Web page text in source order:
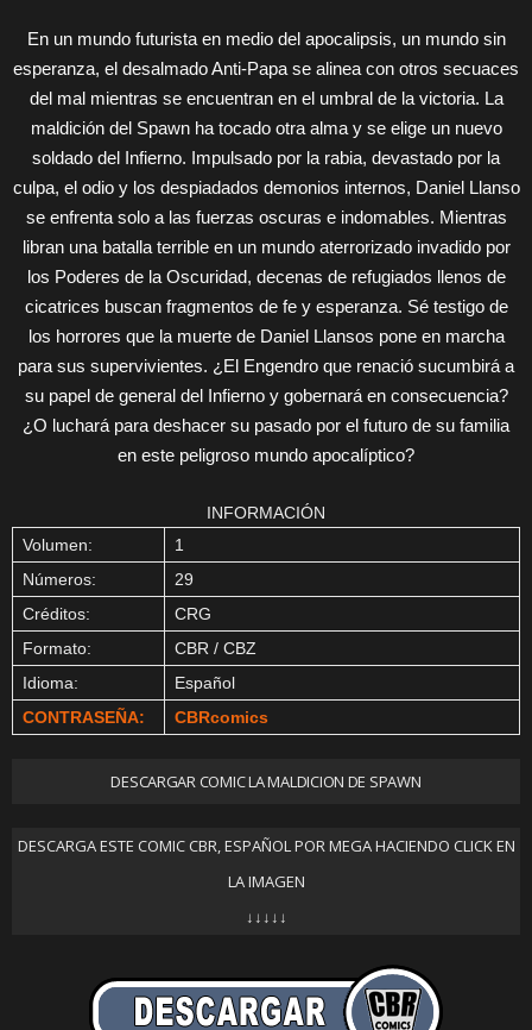
En un mundo futurista en medio del apocalipsis, un mundo sin
esperanza, el desalmado Anti-Papa se alinea con otros secuaces
del mal mientras se encuentran en el umbral de la victoria. La
maldición del Spawn ha tocado otra alma y se elige un nuevo
soldado del Infierno. Impulsado por la rabia, devastado por la
culpa, el odio y los despiadados demonios internos, Daniel Llanso
se enfrenta solo a las fuerzas oscuras e indomables. Mientras
libran una batalla terrible en un mundo aterrorizado invadido por
los Poderes de la Oscuridad, decenas de refugiados llenos de
cicatrices buscan fragmentos de fe y esperanza. Sé testigo de
los horrores que la muerte de Daniel Llansos pone en marcha
para sus supervivientes. ¿El Engendro que renació sucumbirá a
su papel de general del Infierno y gobernará en consecuencia?
¿O luchará para deshacer su pasado por el futuro de su familia
en este peligroso mundo apocalíptico?
INFORMACIÓN
Volumen:
1
Números:
29
Créditos:
CRG
Formato:
CBR / CBZ
Idioma:
Español
CONTRASEÑA:
CBRcomics
DESCARGAR COMIC LA MALDICION DE SPAWN
DESCARGA ESTE COMIC CBR, ESPAÑOL POR MEGA HACIENDO CLICK EN
LA IMAGEN
↓↓↓↓↓